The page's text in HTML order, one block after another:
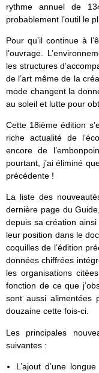
rythme annuel de
probablement l’outil le
Pour qu’il continue à
l’ouvrage.
les structures
de l’art même de la
mode changent la
au soleil et lutte pour
Cette 18ième édition
riche actualité de
encore de
pourtant, j’ai éliminé
précédente !
La liste des
dernière page du
depuis sa création
leur position dans le
coquilles de l’édition
données chiffrées
les organisations
fonction de ce que
sont aussi alimentées
douzaine cette fois-ci.
Les principales
suivantes :
L’ajout d’une